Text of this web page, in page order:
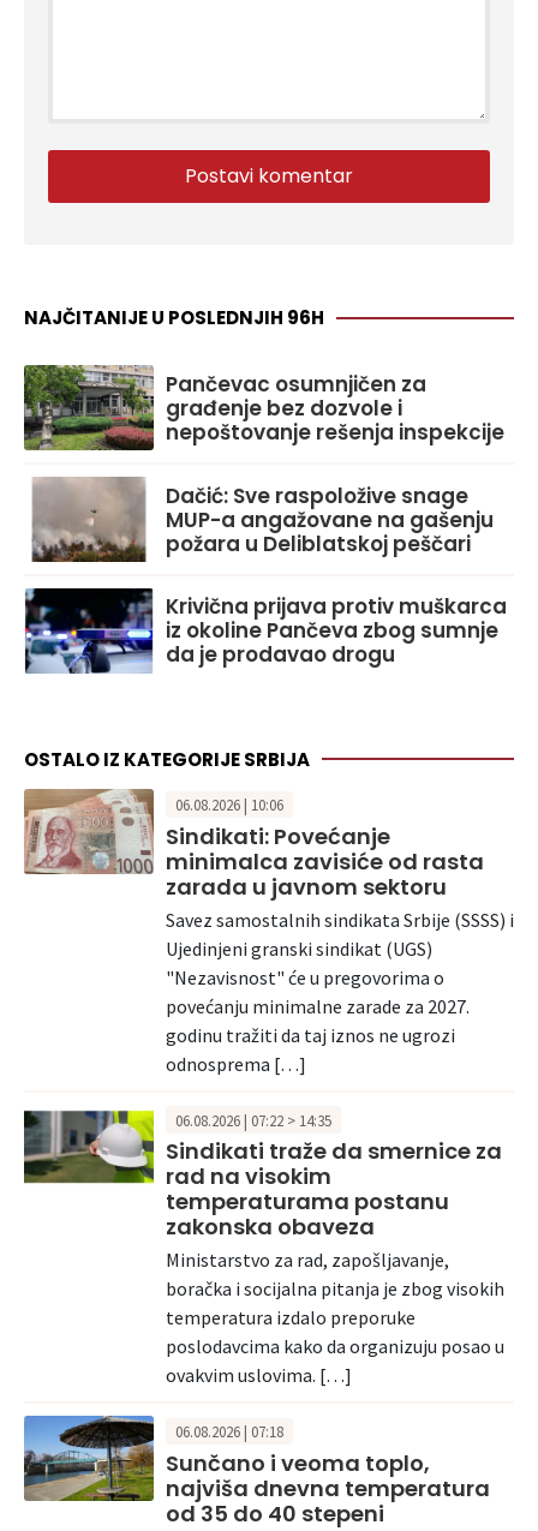
NAJČITANIJE U POSLEDNJIH 96H
Pančevac osumnjičen za
građenje bez dozvole i
nepoštovanje rešenja inspekcije
Dačić: Sve raspoložive snage
MUP-a angažovane na gašenju
požara u Deliblatskoj peščari
Krivična prijava protiv muškarca
iz okoline Pančeva zbog sumnje
da je prodavao drogu
OSTALO IZ KATEGORIJE SRBIJA
06.08.2026 | 10:06
Sindikati: Povećanje
minimalca zavisiće od rasta
zarada u javnom sektoru
Savez samostalnih sindikata Srbije (SSSS) i
Ujedinjeni granski sindikat (UGS)
"Nezavisnost" će u pregovorima o
povećanju minimalne zarade za 2027.
godinu tražiti da taj iznos ne ugrozi
odnosprema […]
06.08.2026 | 07:22 > 14:35
Sindikati traže da smernice za
rad na visokim
temperaturama postanu
zakonska obaveza
Ministarstvo za rad, zapošljavanje,
boračka i socijalna pitanja je zbog visokih
temperatura izdalo preporuke
poslodavcima kako da organizuju posao u
ovakvim uslovima. […]
06.08.2026 | 07:18
Sunčano i veoma toplo,
najviša dnevna temperatura
od 35 do 40 stepeni